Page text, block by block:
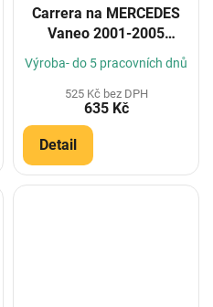
Carrera na MERCEDES
Vaneo 2001-2005
(Konfigurátor)
Výroba- do 5 pracovních dnů
525 Kč bez DPH
635 Kč
Detail